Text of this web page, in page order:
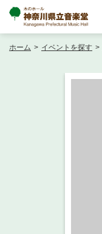
ホーム > イベントを探す >